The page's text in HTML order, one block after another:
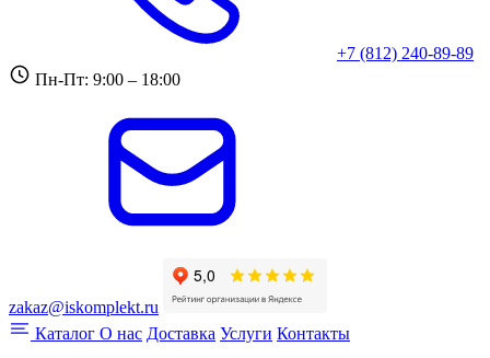
+7 (812) 240-89-89
Пн-Пт: 9:00 – 18:00
zakaz@iskomplekt.ru
Каталог О нас Доставка Услуги Контакты